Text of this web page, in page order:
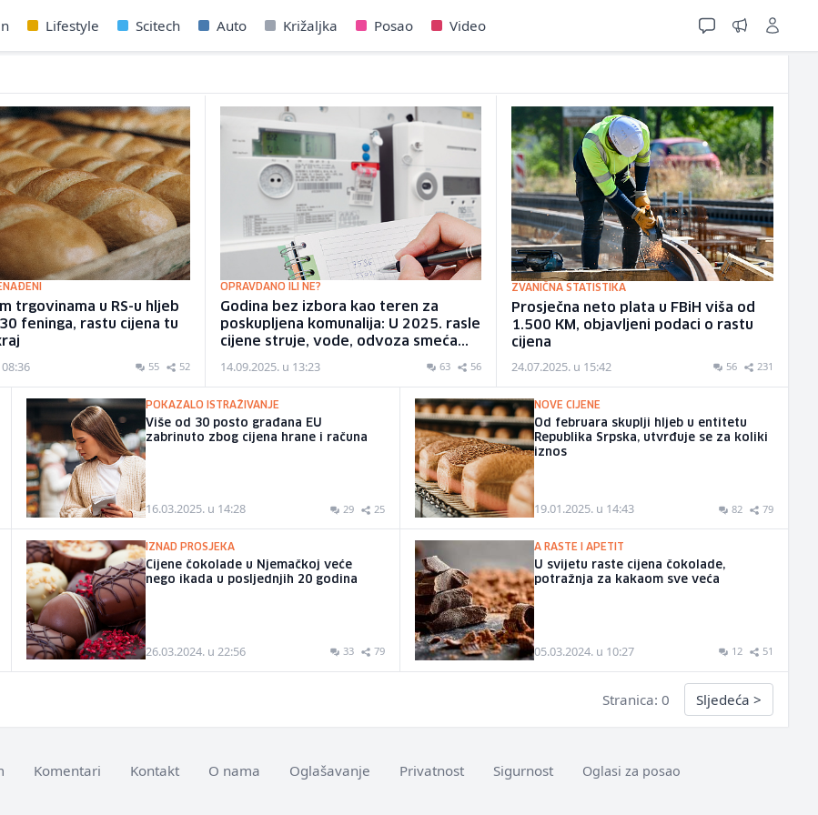
Lifestyle Scitech Auto Križaljka Posao Video
trgovinama u RS-u hljeb
feninga, rastu cijena tu
55 52
OPRAVDANO ILI NE?
Godina bez izbora kao teren za
poskupljena komunalija: U 2025. rasle
cijene struje, vode, odvoza smeća...
14.09.2025. u 13:23 63 56
ZVANIČNA STATISTIKA
Prosječna neto plata u FBiH viša od
1.500 KM, objavljeni podaci o rastu
cijena
24.07.2025. u 15:42 56 231
POKAZALO ISTRAŽIVANJE
Više od 30 posto građana EU
zabrinuto zbog cijena hrane i računa
16.03.2025. u 14:28 29 25
NOVE CIJENE
Od februara skuplji hljeb u entitetu
Republika Srpska, utvrđuje se za koliki
iznos
19.01.2025. u 14:43 82 79
IZNAD PROSJEKA
Cijene čokolade u Njemačkoj veće
nego ikada u posljednjih 20 godina
26.03.2024. u 22:56 33 79
A RASTE I APETIT
U svijetu raste cijena čokolade,
potražnja za kakaom sve veća
05.03.2024. u 10:27 12 51
Stranica: 0 Sljedeća >
Komentari Kontakt O nama Oglašavanje Privatnost Sigurnost Oglasi za posao